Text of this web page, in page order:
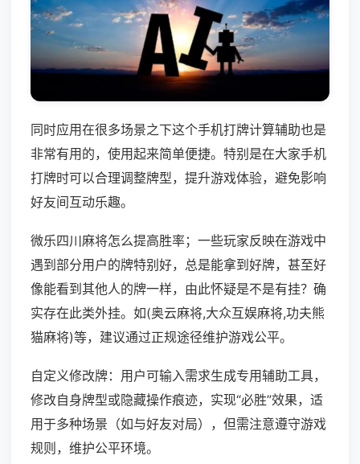
同时应用在很多场景之下这个手机打牌计算辅助也是
非常有用的，使用起来简单便捷。特别是在大家手机
打牌时可以合理调整牌型，提升游戏体验，避免影响
好友间互动乐趣。
微乐四川麻将怎么提高胜率；一些玩家反映在游戏中
遇到部分用户的牌特别好，总是能拿到好牌，甚至好
像能看到其他人的牌一样，由此怀疑是不是有挂？确
实存在此类外挂。如(奥云麻将,大众互娱麻将,功夫熊
猫麻将)等，建议通过正规途径维护游戏公平。
自定义修改牌：用户可输入需求生成专用辅助工具，
修改自身牌型或隐藏操作痕迹，实现“必胜”效果，适
用于多种场景（如与好友对局），但需注意遵守游戏
规则，维护公平环境。